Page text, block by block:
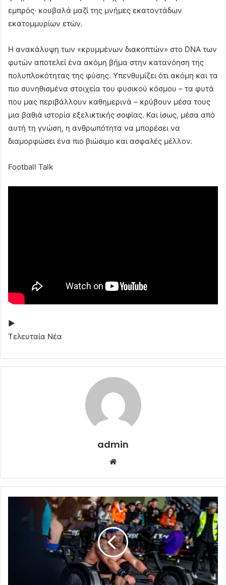
εμπρός· κουβαλά μαζί της μνήμες εκατοντάδων
εκατομμυρίων ετών.
Η ανακάλυψη των «κρυμμένων διακοπτών» στο DNA των
φυτών αποτελεί ένα ακόμη βήμα στην κατανόηση της
πολυπλοκότητας της φύσης. Υπενθυμίζει ότι ακόμη και τα
πιο συνηθισμένα στοιχεία του φυσικού κόσμου – τα φυτά
που μας περιβάλλουν καθημερινά – κρύβουν μέσα τους
μια βαθιά ιστορία εξελικτικής σοφίας. Και ίσως, μέσα από
αυτή τη γνώση, η ανθρωπότητα να μπορέσει να
διαμορφώσει ένα πιο βιώσιμο και ασφαλές μέλλον.
Football Talk
▶
Τελευταία Νέα
admin